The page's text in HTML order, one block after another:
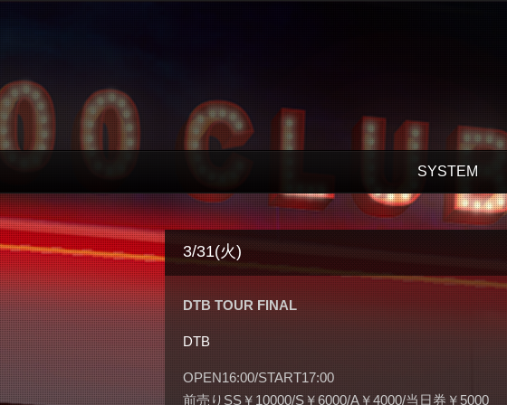
SYSTEM
3/31(火)
DTB TOUR FINAL
DTB
OPEN16:00/START17:00
前売りSS￥10000/S￥6000/A￥4000/当日券￥5000